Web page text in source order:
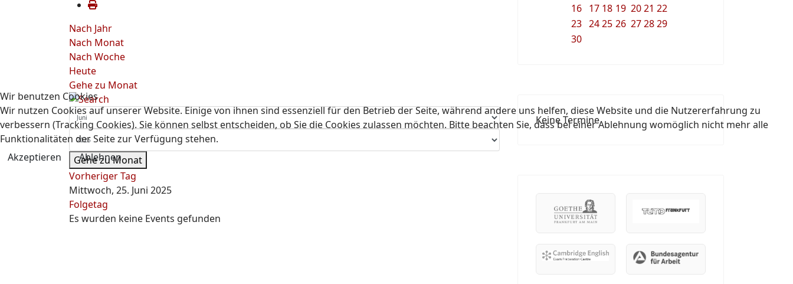
Nach Jahr
Nach Monat
Nach Woche
Heute
Gehe zu Monat
Gehe zu Monat
Vorheriger Tag
Mittwoch, 25. Juni 2025
Folgetag
Es wurden keine Events gefunden
16 17 18 19 2021 22
23 2425 26 272829
30
Keine Termine
Wir benutzen Cookies
Wir nutzen Cookies auf unserer Website. Einige von ihnen sind essenziell für den Betrieb der Seite, während andere uns helfen, diese Website und die Nutzererfahrung zu
verbessern (Tracking Cookies). Sie können selbst entscheiden, ob Sie die Cookies zulassen möchten. Bitte beachten Sie, dass bei einer Ablehnung womöglich nicht mehr alle
Funktionalitäten der Seite zur Verfügung stehen.
Akzeptieren
Ablehnen